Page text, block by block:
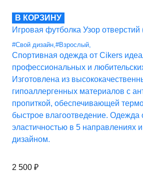
В КОРЗИНУ
Игровая футболка Узор
#Свой дизайн #Взрослый
Спортивная одежда от Cikers
профессиональных и
Изготовлена из
гипоаллергенных материалов с
пропиткой, обеспечивающей
быстрое влагоотведение. Одежда
эластичностью в 5 направлениях
дизайном.
2 500 ₽